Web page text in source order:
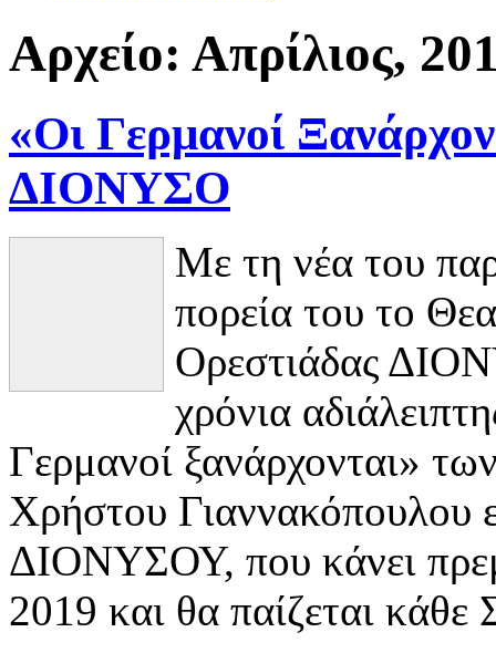
Αρχείο: Απρίλιος,
«Οι Γερμανοί
ΔΙΟΝΥΣΟ
Με τη νέα του
πορεία του το
Ορεστιάδας
χρόνια
Γερμανοί ξανάρχονται»
Χρήστου Γιαννακόπουλου
ΔΙΟΝΥΣΟΥ, που κάνει
2019 και θα παίζεται